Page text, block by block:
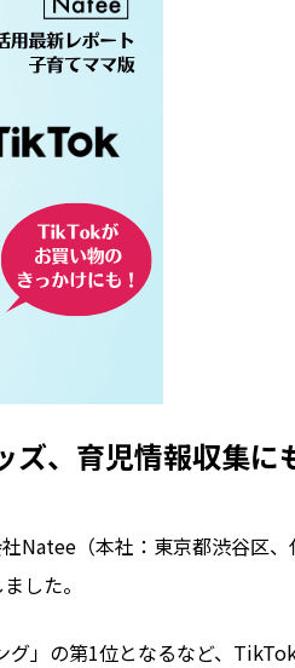
ズ、育児情報収集
Natee（本社：東京都渋谷区
した。
」の第1位となるなど、